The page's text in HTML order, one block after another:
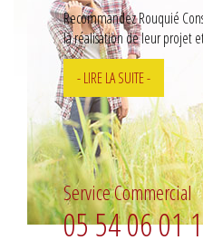
Recommandez Rouquié
la réalisation de leur projet
- LIRE LA SUITE -
Service Commercial
05 54 06 01